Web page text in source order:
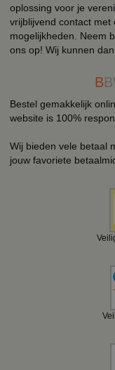
oplossing voor je
vrijblijvend contact met
mogelijkheden. Neem
ons op! Wij kunnen
B
Bestel gemakkelijk
website is 100%
Wij bieden vele betaal
jouw favoriete